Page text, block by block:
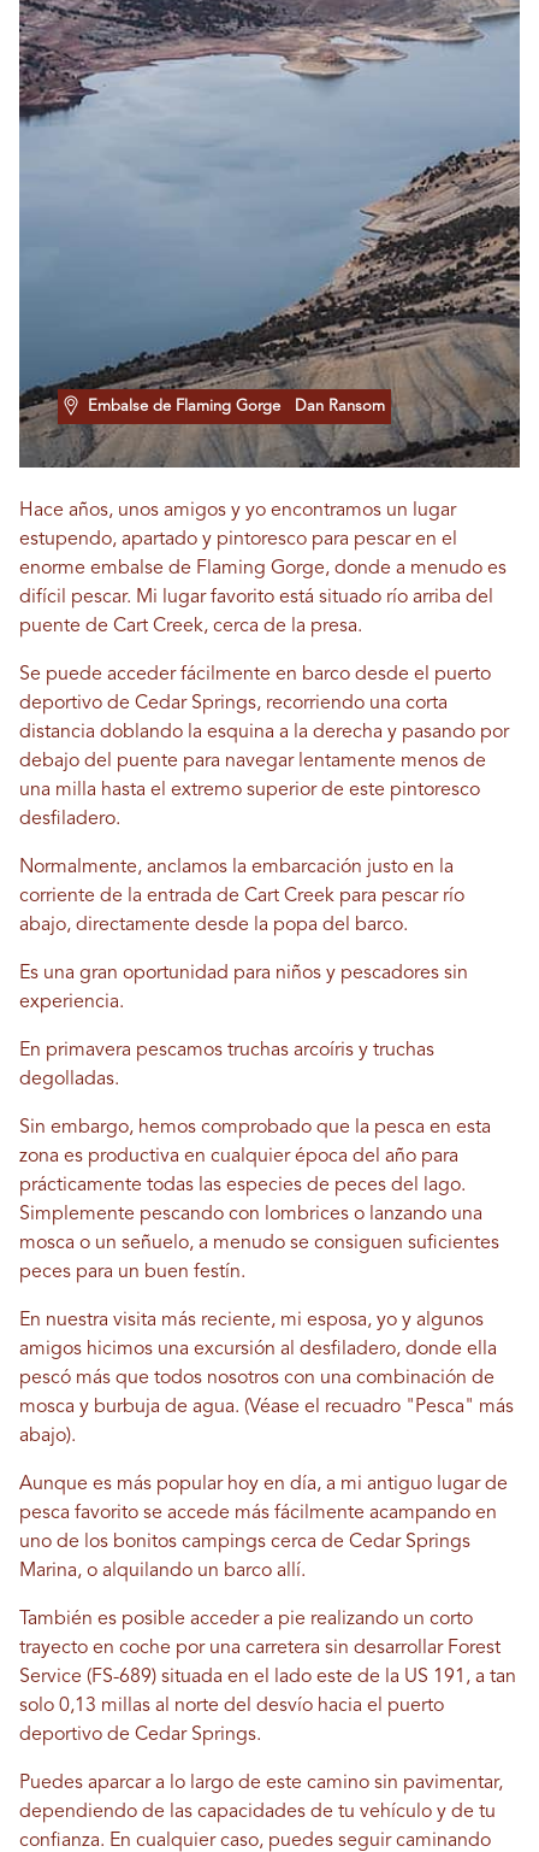
Embalse de Flaming Gorge Dan Ransom
Hace años, unos amigos y yo encontramos un lugar
estupendo, apartado y pintoresco para pescar en el
enorme embalse de Flaming Gorge, donde a menudo es
difícil pescar. Mi lugar favorito está situado río arriba del
puente de Cart Creek, cerca de la presa.
Se puede acceder fácilmente en barco desde el puerto
deportivo de Cedar Springs, recorriendo una corta
distancia doblando la esquina a la derecha y pasando por
debajo del puente para navegar lentamente menos de
una milla hasta el extremo superior de este pintoresco
desfiladero.
Normalmente, anclamos la embarcación justo en la
corriente de la entrada de Cart Creek para pescar río
abajo, directamente desde la popa del barco.
Es una gran oportunidad para niños y pescadores sin
experiencia.
En primavera pescamos truchas arcoíris y truchas
degolladas.
Sin embargo, hemos comprobado que la pesca en esta
zona es productiva en cualquier época del año para
prácticamente todas las especies de peces del lago.
Simplemente pescando con lombrices o lanzando una
mosca o un señuelo, a menudo se consiguen suficientes
peces para un buen festín.
En nuestra visita más reciente, mi esposa, yo y algunos
amigos hicimos una excursión al desfiladero, donde ella
pescó más que todos nosotros con una combinación de
mosca y burbuja de agua. (Véase el recuadro "Pesca" más
abajo).
Aunque es más popular hoy en día, a mi antiguo lugar de
pesca favorito se accede más fácilmente acampando en
uno de los bonitos campings cerca de Cedar Springs
Marina, o alquilando un barco allí.
También es posible acceder a pie realizando un corto
trayecto en coche por una carretera sin desarrollar Forest
Service (FS-689) situada en el lado este de la US 191, a tan
solo 0,13 millas al norte del desvío hacia el puerto
deportivo de Cedar Springs.
Puedes aparcar a lo largo de este camino sin pavimentar,
dependiendo de las capacidades de tu vehículo y de tu
confianza. En cualquier caso, puedes seguir caminando